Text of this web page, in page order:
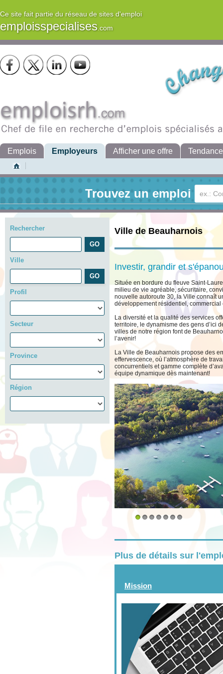
Ce site fait partie du réseau de sites d'emploi
emploisspecialises.com
Emplois Employeurs Afficher une offre
Trouvez un emploi
Rechercher
Ville
Profil
Secteur
Province
Région
Ville de Beauharnois
Investir, grandir et
Située en bordure du fleuve Saint-
milieu de vie agréable, sécuritaire,
nouvelle autoroute 30, la Ville connaît
développement résidentiel, commercial
La diversité et la qualité des services
territoire, le dynamisme des gens d’ici
villes de notre région font de
l’avenir!
La Ville de Beauharnois propose des
effervescence, où l’atmosphère de
concurrentiels et gamme complète
équipe dynamique dès maintenant!
Plus de détails sur
Mission